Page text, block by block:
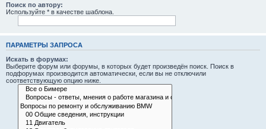
Поиск по автору:
Используйте * в качестве шаблона.
ПАРАМЕТРЫ ЗАПРОСА
Искать в форумах:
Выберите форум или форумы, в которых будет произведён поиск. Поиск в
подфорумах производится автоматически, если вы не отключили
соответствующую опцию ниже.